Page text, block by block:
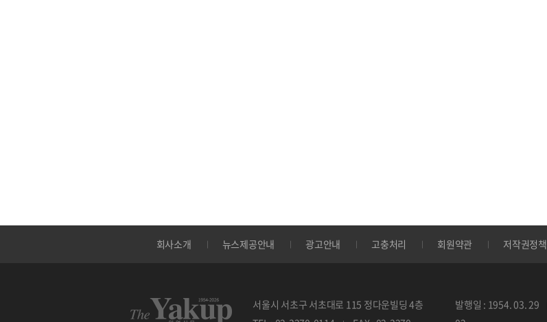
회사소개 뉴스제공안내 광고안내 고충처리 회원약관 저작권정책
서울시 서초구 서초대로 115 정다운빌딩 4층
발행일 : 1954. 03. 29